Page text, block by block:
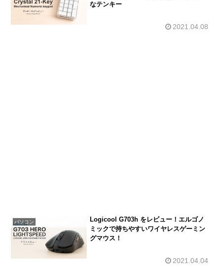
なテンキー
2021.04.08
パソコン
Logicool G703h をレビュー！エルゴノ
ミックで持ちやすいワイヤレスゲーミン
グマウス！
2021.04.04